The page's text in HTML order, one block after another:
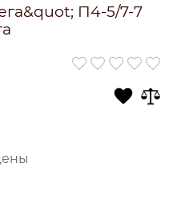
П4-5/7-7